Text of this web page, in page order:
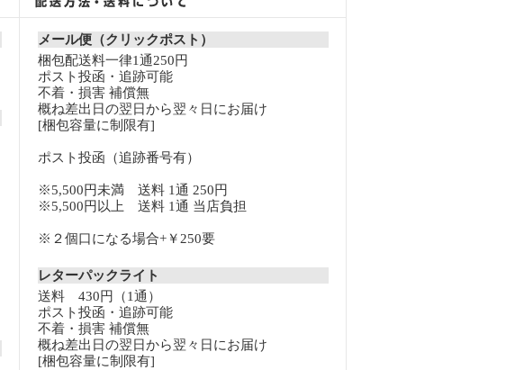
メール便（クリックポスト）
梱包配送料一律1通250円
ポスト投函・追跡可能
不着・損害 補償無
概ね差出日の翌日から翌々日にお届け
[梱包容量に制限有]
ポスト投函（追跡番号有）
※5,500円未満 送料 1通 250円
※5,500円以上 送料 1通 当店負担
※２個口になる場合+￥250要
レターパックライト
送料 430円（1通）
ポスト投函・追跡可能
不着・損害 補償無
概ね差出日の翌日から翌々日にお届け
[梱包容量に制限有]